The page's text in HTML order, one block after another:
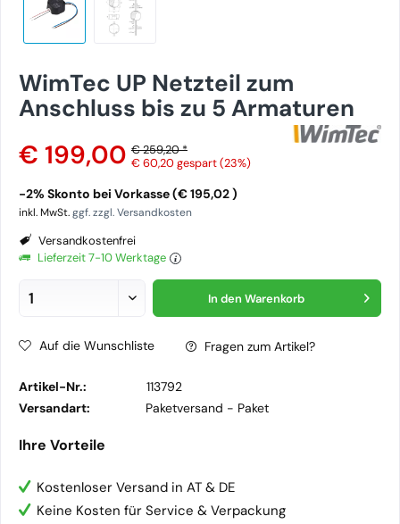
WimTec UP Netzteil zum
Anschluss bis zu 5 Armaturen
€ 199,00 € 259,20 *
€ 60,20gespart (23%)
-2% Skonto bei Vorkasse (€ 195,02 )
inkl. MwSt.ggf. zzgl. Versandkosten
Versandkostenfrei
Lieferzeit 7-10 Werktage
In den Warenkorb
Auf die Wunschliste Fragen zum Artikel?
Artikel-Nr.:
113792
Versandart:
Paketversand - Paket
Ihre Vorteile
Kostenloser Versand in AT & DE
Keine Kosten für Service & Verpackung